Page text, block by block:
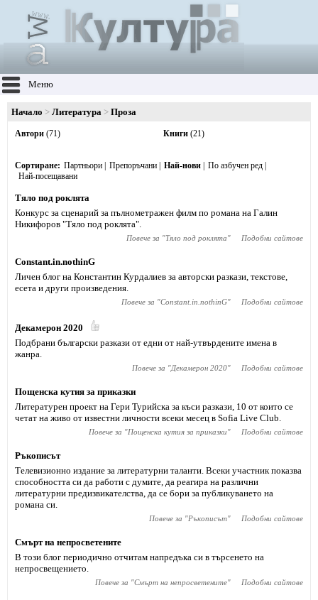
Меню
Начало Литература Проза
Автори (71) Книги (21)
Сортиране Партньори Препоръчани Най-нови
По азбучен ред
Най-посещавани
Тяло под роклята
Конкурс за сценарий за пълнометражен филм по романа на Галин
Никифоров "Тяло под роклята".
Повече за "Тяло под роклята" Подобни сайтове
Constant.in.nothinG
Личен блог на Константин Курдалиев за авторски разкази, текстове,
есета и други произведения.
Повече за "Constant.in.nothinG" Подобни сайтове
Декамерон 2020
Подбрани български разкази от едни от най-утвърдените имена в
жанра.
Повече за "Декамерон 2020" Подобни сайтове
Пощенска кутия за приказки
Литературен проект на Гери Турийска за къси разкази, 10 от които се
четат на живо от известни личности всеки месец в Sofia Live Club.
Повече за "Пощенска кутия за приказки" Подобни сайтове
Ръкописът
Телевизионно издание за литературни таланти. Всеки участник показва
способността си да работи с думите, да реагира на различни
литературни предизвикателства, да се бори за публикуването на
романа си.
Повече за "Ръкописът" Подобни сайтове
Смърт на непросветените
В този блог периодично отчитам напредъка си в търсенето на
непросвещението.
Повече за "Смърт на непросветените" Подобни сайтове